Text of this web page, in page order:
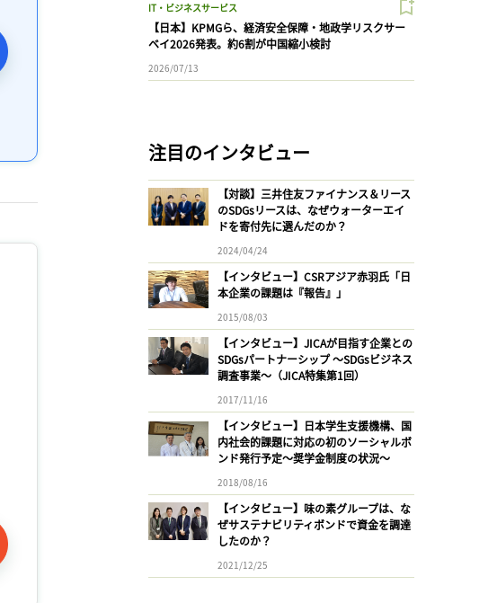
IT・ビジネスサービス
【日本】KPMGら、経済安全保障・地政学リスクサー
ベイ2026発表。約6割が中国縮小検討
2026/07/13
注目のインタビュー
【対談】三井住友ファイナンス＆リース
のSDGsリースは、なぜウォーターエイ
ドを寄付先に選んだのか？
2024/04/24
【インタビュー】CSRアジア赤羽氏「日
本企業の課題は『報告』」
2015/08/03
【インタビュー】JICAが目指す企業との
SDGsパートナーシップ 〜SDGsビジネス
調査事業〜（JICA特集第1回）
2017/11/16
【インタビュー】日本学生支援機構、国
内社会的課題に対応の初のソーシャルボ
ンド発行予定〜奨学金制度の状況〜
2018/08/16
【インタビュー】味の素グループは、な
ぜサステナビリティボンドで資金を調達
したのか？
2021/12/25